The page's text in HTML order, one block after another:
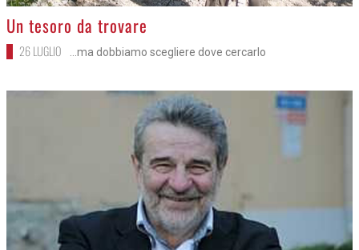
>Un tesoro da trovare
26 LUGLIO ...ma dobbiamo scegliere dove cercarlo